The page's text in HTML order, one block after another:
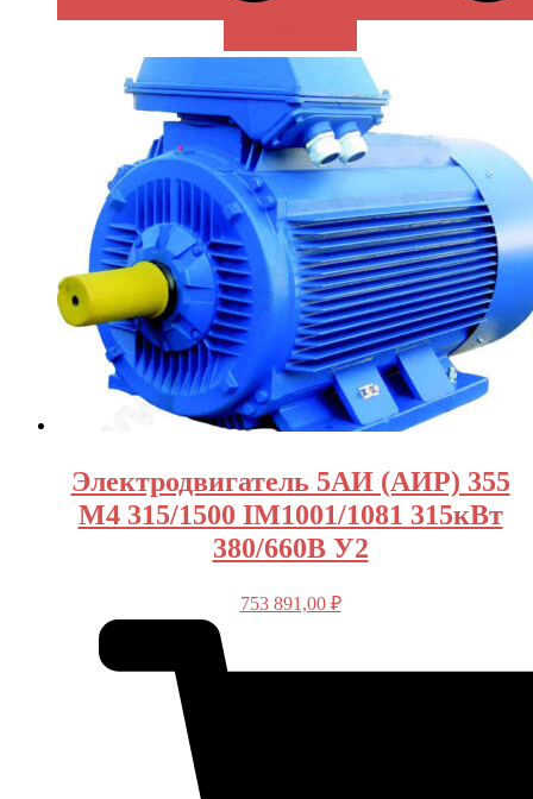
Электродвигатель 5АИ (АИР) 355
М4 315/1500 IM1001/1081 315кВт
380/660В У2
753 891,00 ₽